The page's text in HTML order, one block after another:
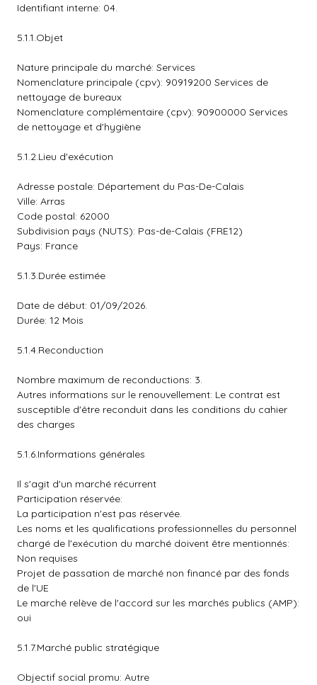
Identifiant interne: 04.
5.1.1.Objet
Nature principale du marché: Services
Nomenclature principale (cpv): 90919200 Services de
nettoyage de bureaux
Nomenclature complémentaire (cpv): 90900000 Services
de nettoyage et d'hygiène
5.1.2.Lieu d'exécution
Adresse postale: Département du Pas-De-Calais
Ville: Arras
Code postal: 62000
Subdivision pays (NUTS): Pas-de-Calais (FRE12)
Pays: France
5.1.3.Durée estimée
Date de début: 01/09/2026.
Durée: 12 Mois
5.1.4.Reconduction
Nombre maximum de reconductions: 3.
Autres informations sur le renouvellement: Le contrat est
susceptible d'être reconduit dans les conditions du cahier
des charges
5.1.6.Informations générales
Il s'agit d'un marché récurrent
Participation réservée:
La participation n'est pas réservée.
Les noms et les qualifications professionnelles du personnel
chargé de l'exécution du marché doivent être mentionnés:
Non requises
Projet de passation de marché non financé par des fonds
de l'UE
Le marché relève de l'accord sur les marchés publics (AMP):
oui
5.1.7.Marché public stratégique
Objectif social promu: Autre